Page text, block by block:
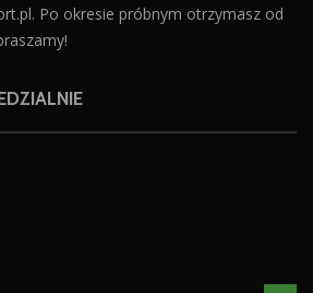
. Po okresie próbnym otrzymasz od